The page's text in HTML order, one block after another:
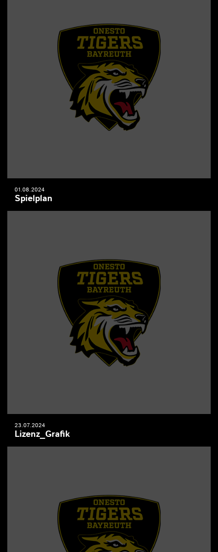
01.08.2024
Spielplan
23.07.2024
Lizenz_Grafik